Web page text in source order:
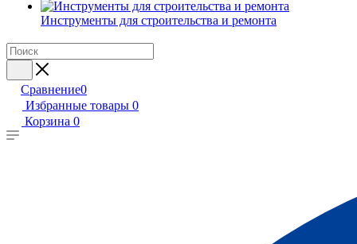
Инструменты для строительства и ремонта
Сравнение0
Избранные товары 0
Корзина 0